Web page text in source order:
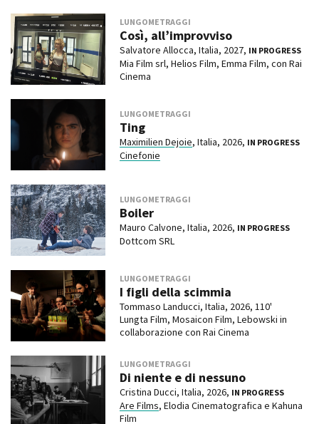
LUNGOMETRAGGI
Così, all’improvviso
Salvatore Allocca, Italia, 2027, IN PROGRESS
Mia Film srl, Helios Film, Emma Film, con Rai
Cinema
LUNGOMETRAGGI
Ting
Maximilien Dejoie, Italia, 2026, IN PROGRESS
Cinefonie
LUNGOMETRAGGI
Boiler
Mauro Calvone, Italia, 2026, IN PROGRESS
Dottcom SRL
LUNGOMETRAGGI
I figli della scimmia
Tommaso Landucci, Italia, 2026, 110'
Lungta Film, Mosaicon Film, Lebowski in
collaborazione con Rai Cinema
LUNGOMETRAGGI
Di niente e di nessuno
Cristina Ducci, Italia, 2026, IN PROGRESS
Are Films, Elodia Cinematografica e Kahuna
Film